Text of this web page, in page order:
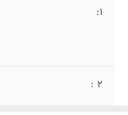
1:
۲ :